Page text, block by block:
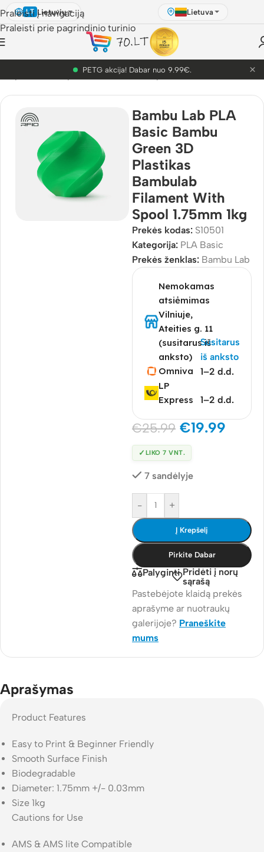
Praleisti į navigaciją
Praleisti prie pagrindinio turinio
LT Lietuvių Lietuva
PETG akcija! Dabar nuo 9.99€. ×
Spausdinimo plastikai /Bambu Lab plastikai
Bambu Lab PLA
Basic Bambu
Green 3D
Plastikas
Bambulab
Filament With
Spool 1.75mm 1kg
Prekės kodas: S10501
Kategorija: PLA Basic
Prekės ženklas: Bambu Lab
Nemokamas
atsiėmimas
Vilniuje,
Ateities g. 11
(susitarus iš
anksto)
Susitarus
iš anksto
Omniva
1–2 d.d.
LP
Express
1–2 d.d.
€25.99 €19.99
✓ LIKO 7 VNT.
7 sandėlyje
- +
Į Krepšelį
Pirkite Dabar
Palyginti Pridėti į norų
sąrašą
Pastebėjote klaidą prekės
aprašyme ar nuotraukų
galerijoje? Praneškite
mums
Aprašymas
Product Features
Easy to Print & Beginner Friendly
Smooth Surface Finish
Biodegradable
Diameter: 1.75mm +/- 0.03mm
Size 1kg
Cautions for Use
AMS & AMS lite Compatible